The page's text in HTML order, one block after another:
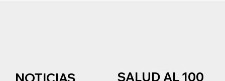
NOTICIAS SALUD AL 100